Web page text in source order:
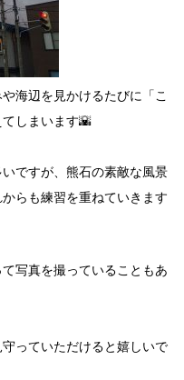
海辺を見かけるたびに「こ
しまいます🌇
ですが、熊石の素敵な風景
らも練習を重ねていきます
写真を撮っていることもあ
っていただけると嬉しいで